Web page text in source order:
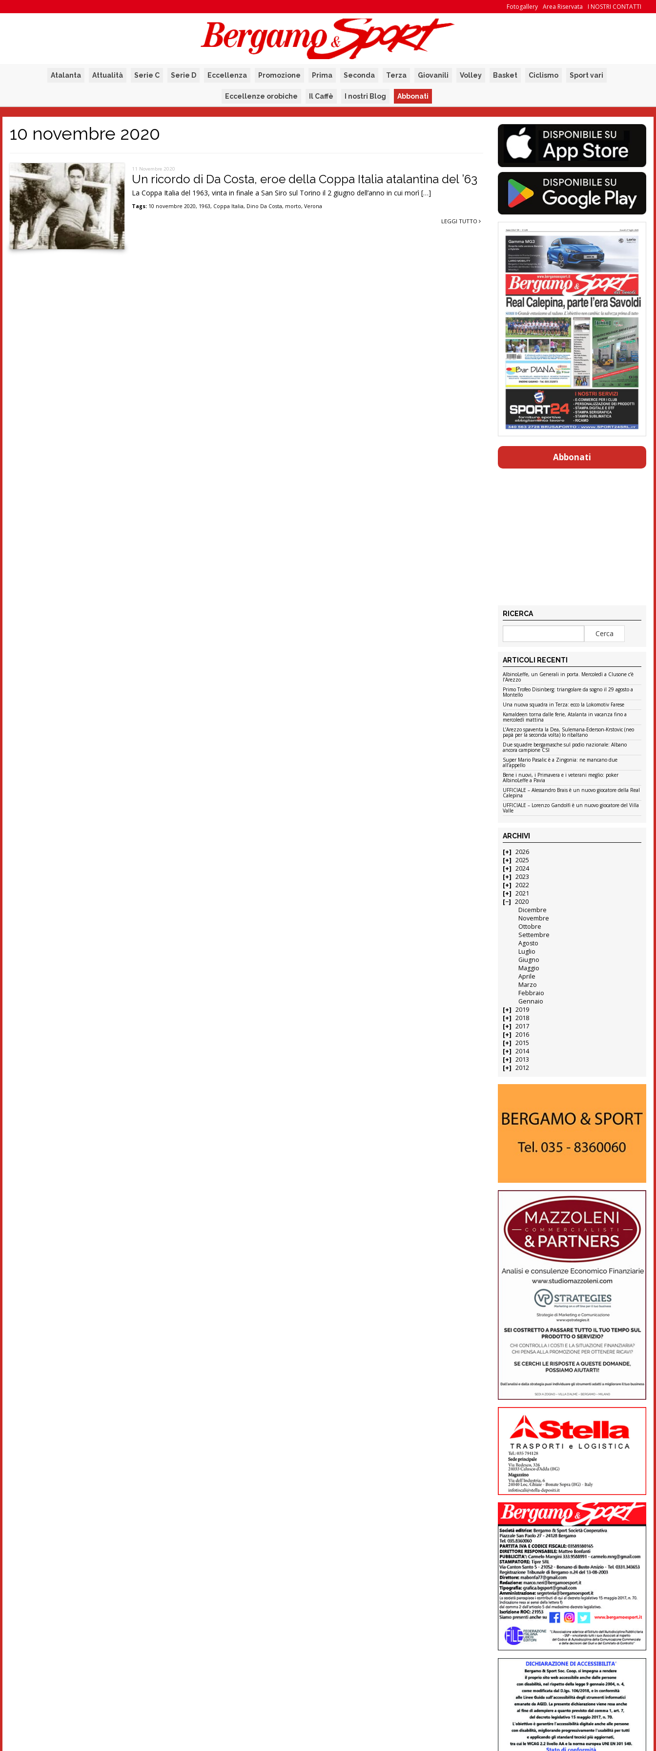
I NOSTRI CONTATTI
Area Riservata
Fotogallery
Atalanta Attualità Serie C Serie D Eccellenza Promozione Prima Seconda Terza Giovanili Volley Basket Ciclismo Sport vari
Eccellenze orobiche Il Caffè I nostri Blog Abbonati
10 novembre 2020
11 Novembre 2020
Un ricordo di Da Costa, eroe della Coppa Italia atalantina del ’63
La Coppa Italia del 1963, vinta in finale a San Siro sul Torino il 2 giugno dell’anno in cui morì […]
Tags: 10 novembre 2020, 1963, Coppa Italia, Dino Da Costa, morto,Verona
LEGGI TUTTO
Abbonati
RICERCA
ARTICOLI RECENTI
AlbinoLeffe, un Generali in porta. Mercoledì a Clusone c’è
l’Arezzo
Primo Trofeo Disinberg: triangolare da sogno il 29 agosto a
Montello
Una nuova squadra in Terza: ecco la Lokomotiv Farese
Kamaldeen torna dalle ferie, Atalanta in vacanza fino a
mercoledì mattina
L’Arezzo spaventa la Dea, Sulemana-Ederson-Krstovic (neo
papà per la seconda volta) lo ribaltano
Due squadre bergamasche sul podio nazionale: Albano
ancora campione CSI
Super Mario Pasalic è a Zingonia: ne mancano due
all’appello
Bene i nuovi, i Primavera e i veterani meglio: poker
AlbinoLeffe a Pavia
UFFICIALE – Alessandro Brais è un nuovo giocatore della Real
Calepina
UFFICIALE – Lorenzo Gandolfi è un nuovo giocatore del Villa
Valle
ARCHIVI
2026
2025
2024
2023
2022
2021
2020
Dicembre
Novembre
Ottobre
Settembre
Agosto
Luglio
Giugno
Maggio
Aprile
Marzo
Febbraio
Gennaio
2019
2018
2017
2016
2015
2014
2013
2012